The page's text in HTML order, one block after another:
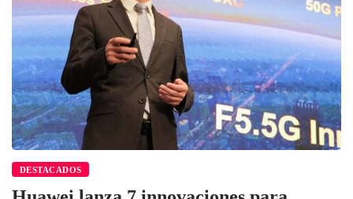
DESTACADOS